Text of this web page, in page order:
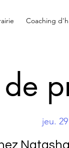
Coaching
jeu.